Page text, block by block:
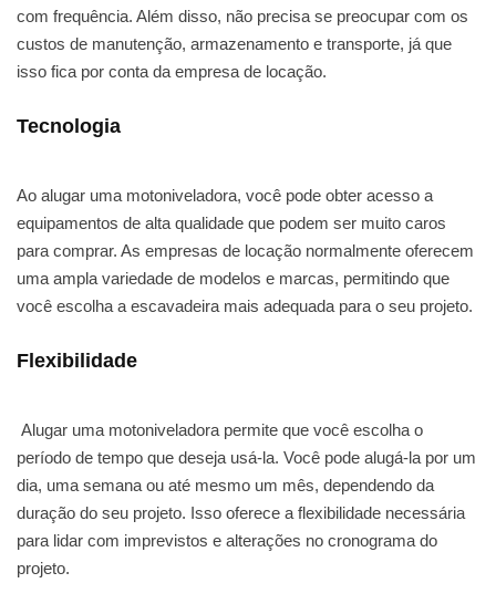
com frequência. Além disso, não precisa se preocupar com os
custos de manutenção, armazenamento e transporte, já que
isso fica por conta da empresa de locação.
Tecnologia
Ao alugar uma motoniveladora, você pode obter acesso a
equipamentos de alta qualidade que podem ser muito caros
para comprar. As empresas de locação normalmente oferecem
uma ampla variedade de modelos e marcas, permitindo que
você escolha a escavadeira mais adequada para o seu projeto.
Flexibilidade
Alugar uma motoniveladora permite que você escolha o
período de tempo que deseja usá-la. Você pode alugá-la por um
dia, uma semana ou até mesmo um mês, dependendo da
duração do seu projeto. Isso oferece a flexibilidade necessária
para lidar com imprevistos e alterações no cronograma do
projeto.